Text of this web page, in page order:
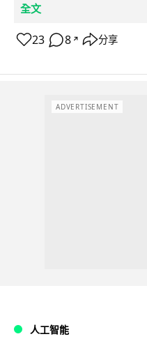
全文
23 8 ↗ 分享
ADVERTISEMENT
人工智能